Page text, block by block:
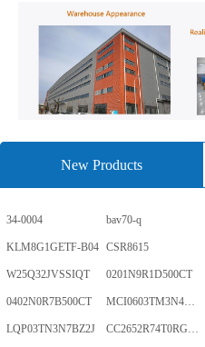
New Products
34-0004 bav70-q
KLM8G1GETF-B04 CSR8615
W25Q32JVSSIQT 0201N9R1D500CT
0402N0R7B500CT MCI0603TM3N4BHBP
LQP03TN3N7BZ2J CC2652R74T0RGZR